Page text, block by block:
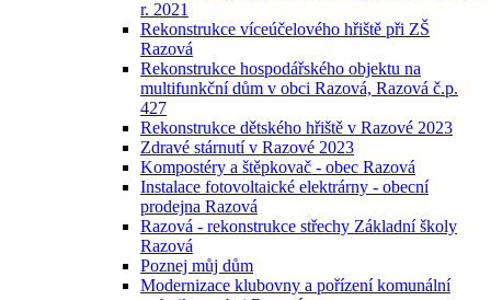
r. 2021
Rekonstrukce víceúčelového hřiště při ZŠ
Razová
Rekonstrukce hospodářského objektu na
multifunkční dům v obci Razová, Razová č.p.
427
Rekonstrukce dětského hřiště v Razové 2023
Zdravé stárnutí v Razové 2023
Kompostéry a štěpkovač - obec Razová
Instalace fotovoltaické elektrárny - obecní
prodejna Razová
Razová - rekonstrukce střechy Základní školy
Razová
Poznej můj dům
Modernizace klubovny a pořízení komunální